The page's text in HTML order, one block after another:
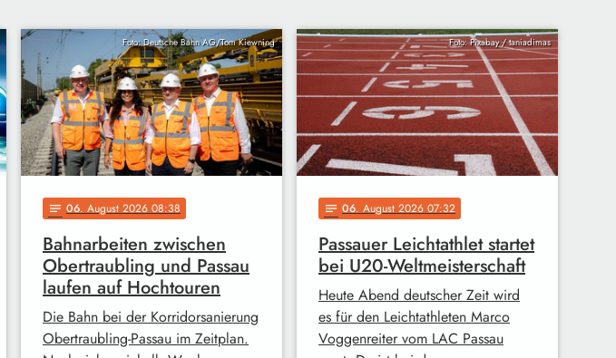
Foto: Deutsche Bahn AG/Tom Kiewning
notes 06. August 2026 08:38
Bahnarbeiten zwischen
Obertraubling und Passau
laufen auf Hochtouren
Die Bahn bei der Korridorsanierung
Obertraubling-Passau im Zeitplan.
Foto: Pixabay / taniadimas
notes 06. August 2026 07:32
Passauer Leichtathlet startet
bei U20-Weltmeisterschaft
Heute Abend deutscher Zeit wird
es für den Leichtathleten Marco
Voggenreiter vom LAC Passau